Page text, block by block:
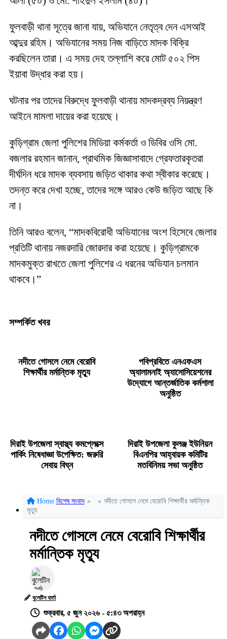
ফুলবাড়ী থানা সূত্রে জানা যায়, অভিযানে নেতৃত্ব দেন এসআই
আব্দুর রহিম। অভিযানের সময় নিজ বাড়িতে মাদক বিক্রি
করছিলেন তারা। এ সময় দেহ তল্লাশি করে মোট ৫০২ পিস
ইয়াবা উদ্ধার করা হয়।
ঘটনার পর তাদের বিরুদ্ধে ফুলবাড়ী থানায় মাদকদ্রব্য নিয়ন্ত্রণ
আইনে মামলা দায়ের করা হয়েছে।
কুড়িগ্রাম জেলা পুলিশের মিডিয়া কর্মকর্তা ও ডিবির ওসি মো.
বজলার রহমান জানান, প্রাথমিক জিজ্ঞাসাবাদে গ্রেফতারকৃতরা
দীর্ঘদিন ধরে মাদক ব্যবসায় জড়িত থাকার কথা স্বীকার করেছে।
তদন্ত করে দেখা হচ্ছে, তাদের সঙ্গে আরও কেউ জড়িত আছে কি
না।
তিনি আরও বলেন, “মাদকবিরোধী অভিযানের অংশ হিসেবে জেলার
প্রতিটি থানায় নজরদারি জোরদার করা হয়েছে। কুড়িগ্রামকে
মাদকমুক্ত রাখতে জেলা পুলিশের এ ধরনের অভিযান চলমান
থাকবে।”
সম্পর্কিত খবর
নদীতে গোসলে নেমে বেরোবি
শিক্ষার্থীর মর্মান্তিক মৃত্যু
পবিপ্রবিতে এনএফএস
অ্যালামনাই অ্যাসোসিয়েশনের
উদ্যোগে আন্তর্জাতিক কর্মশালা
অনুষ্ঠিত
দিরাই উপজেলা স্বাস্থ্য কমপ্লেক্সে
পার্কিং নিষেধাজ্ঞা উপেক্ষিত: জরুরি
সেবায় বিঘ্ন
দিরাই উপজেলা কুলঞ্জ ইউনিয়ন
বিএনপির আহ্বায়ক কমিটির
মতবিনিময় সভা অনুষ্ঠিত
Home বিশেষ সংবাদ » » নদীতে গোসলে নেমে বেরোবি শিক্ষার্থীর মর্মান্তিক
মৃত্যু
নদীতে গোসলে নেমে বেরোবি শিক্ষার্থীর
মর্মান্তিক মৃত্যু
বুলেটিন বার্তা
শুক্রবার, ৫ জুন ২০২৬ - ৫:৪৩ অপরাহ্ন